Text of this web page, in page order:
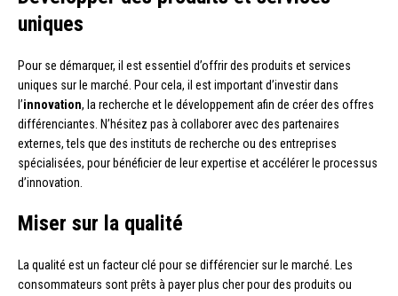
uniques
Pour se démarquer, il est essentiel d’offrir des produits et services
uniques sur le marché. Pour cela, il est important d’investir dans
l’innovation, la recherche et le développement afin de créer des offres
différenciantes. N’hésitez pas à collaborer avec des partenaires
externes, tels que des instituts de recherche ou des entreprises
spécialisées, pour bénéficier de leur expertise et accélérer le processus
d’innovation.
Miser sur la qualité
La qualité est un facteur clé pour se différencier sur le marché. Les
consommateurs sont prêts à payer plus cher pour des produits ou